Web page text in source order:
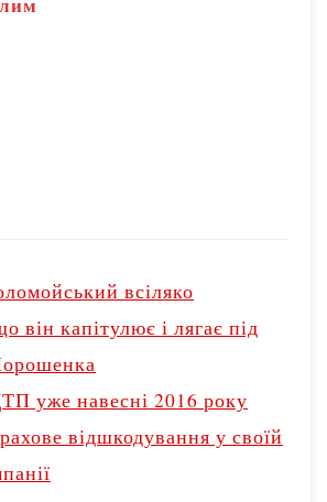
всіляко
він капітулює і лягає під
уже навесні 2016 року
відшкодування у своїй